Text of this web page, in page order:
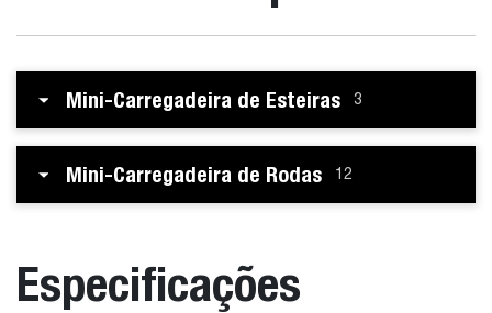
Mini-Carregadeira de Esteiras 3
Mini-Carregadeira de Rodas 12
Especificações